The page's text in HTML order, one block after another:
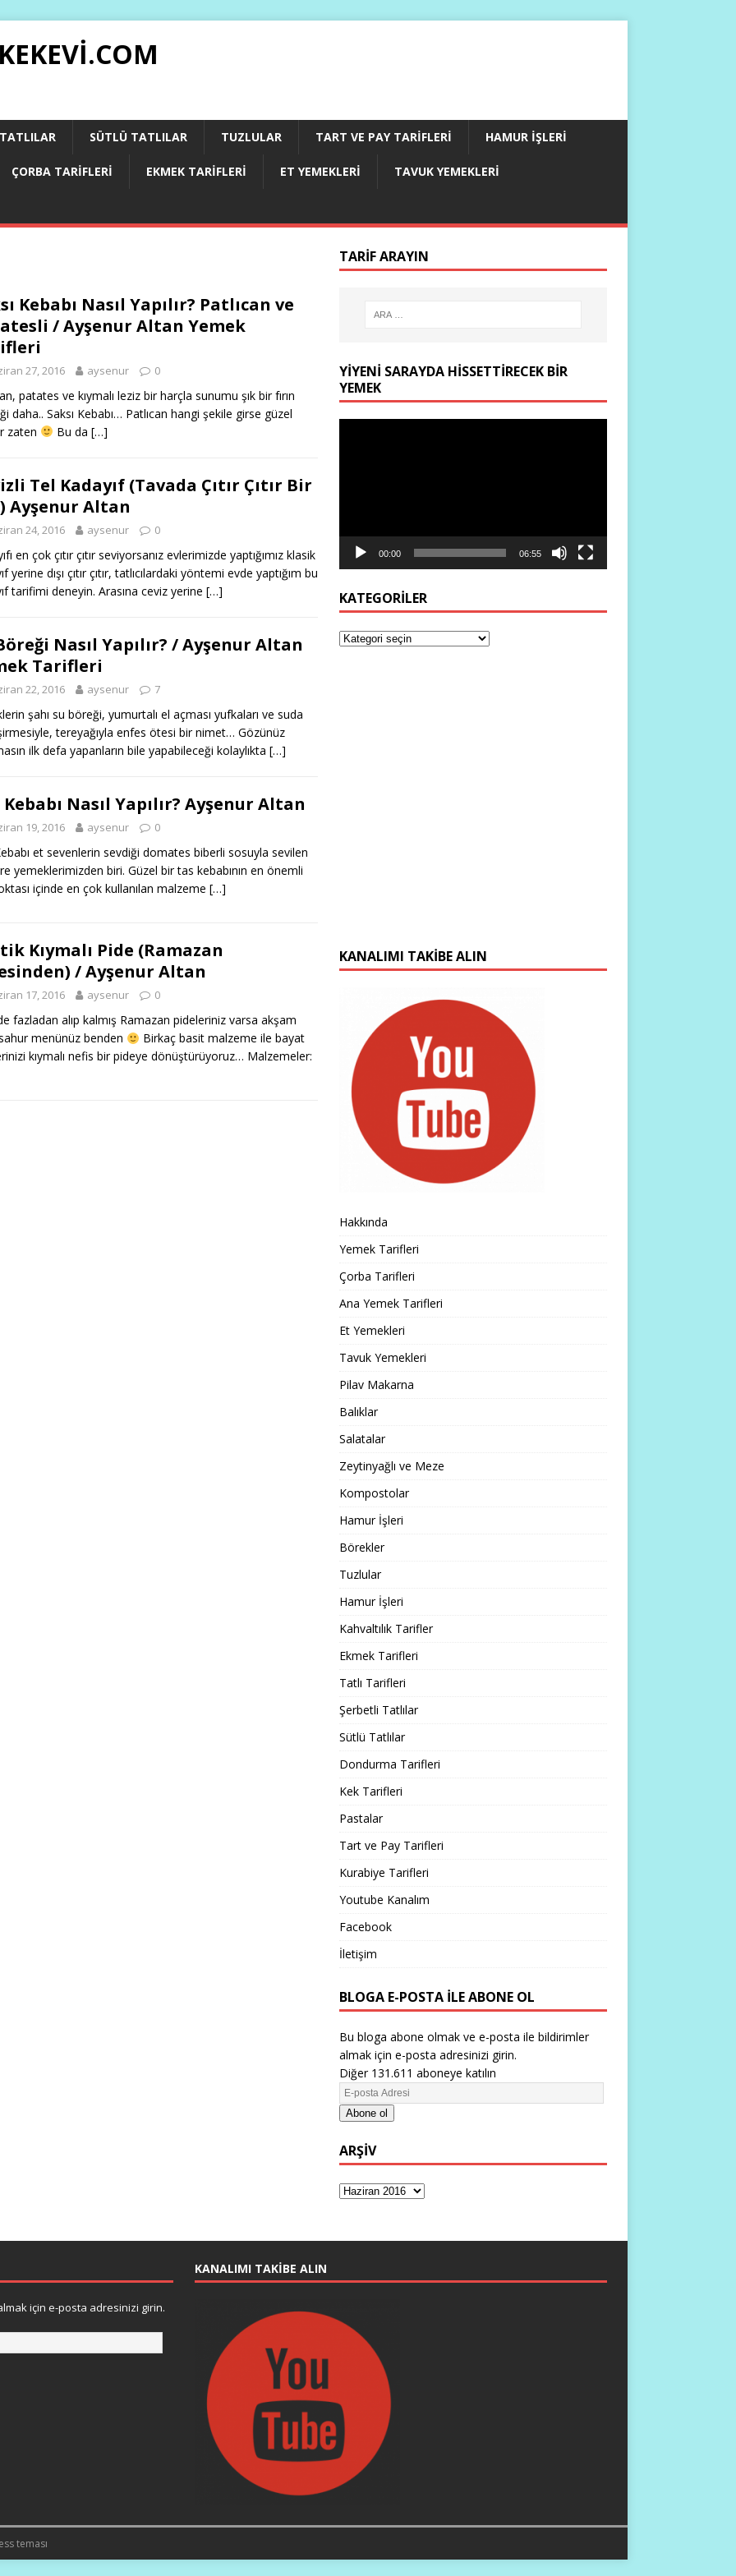
SÜTLÜ TATLILAR TUZLULAR TART VE PAY TARIFLERI HAMUR İŞLERI
ÇORBA TARIFLERI EKMEK TARIFLERI ET YEMEKLERI TAVUK YEMEKLERI
Kebabı Nasıl Yapılır? Patlıcan ve
/ Ayşenur Altan Yemek
27, 2016 aysenur 0
patates ve kıymalı leziz bir harçla sunumu şık bir fırın
daha.. Saksı Kebabı… Patlıcan hangi şekile girse güzel
zaten
Bu da […]
Tel Kadayıf (Tavada Çıtır Çıtır Bir
Ayşenur Altan
24, 2016 aysenur 0
en çok çıtır çıtır seviyorsanız evlerimizde yaptığımız klasik
yerine dışı çıtır çıtır, tatlıcılardaki yöntemi evde yaptığım bu
tarifimi deneyin. Arasına ceviz yerine […]
Nasıl Yapılır? / Ayşenur Altan
Tarifleri
22, 2016 aysenur 7
şahı su böreği, yumurtalı el açması yufkaları ve suda
tereyağıyla enfes ötesi bir nimet… Gözünüz
ilk defa yapanların bile yapabileceği kolaylıkta […]
Kebabı Nasıl Yapılır? Ayşenur Altan
19, 2016 aysenur 0
et sevenlerin sevdiği domates biberli sosuyla sevilen
yemeklerimizden biri. Güzel bir tas kebabının en önemli
içinde en çok kullanılan malzeme […]
Kıymalı Pide (Ramazan
/ Ayşenur Altan
17, 2016 aysenur 0
fazladan alıp kalmış Ramazan pideleriniz varsa akşam
menünüz benden
Birkaç basit malzeme ile bayat
kıymalı nefis bir pideye dönüştürüyoruz… Malzemeler:
TARIF ARAYIN
YIYENI SARAYDA HISSETTIRECEK BIR
YEMEK
00:00 06:55
KATEGORILER
KANALIMI TAKIBE ALIN
Hakkında
Yemek Tarifleri
Çorba Tarifleri
Ana Yemek Tarifleri
Et Yemekleri
Tavuk Yemekleri
Pilav Makarna
Balıklar
Salatalar
Zeytinyağlı ve Meze
Kompostolar
Hamur İşleri
Börekler
Tuzlular
Hamur İşleri
Kahvaltılık Tarifler
Ekmek Tarifleri
Tatlı Tarifleri
Şerbetli Tatlılar
Sütlü Tatlılar
Dondurma Tarifleri
Kek Tarifleri
Pastalar
Tart ve Pay Tarifleri
Kurabiye Tarifleri
Youtube Kanalım
Facebook
İletişim
BLOGA E-POSTA ILE ABONE OL
Bu bloga abone olmak ve e-posta ile bildirimler
almak için e-posta adresinizi girin.
Diğer 131.611 aboneye katılın
Abone ol
ARŞIV
için e-posta adresinizi girin.
KANALIMI TAKIBE ALIN
teması